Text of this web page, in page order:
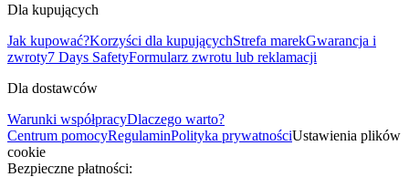
Dla kupujących
Jak kupować?Korzyści dla kupującychStrefa marekGwarancja i
zwroty7 Days SafetyFormularz zwrotu lub reklamacji
Dla dostawców
Warunki współpracyDlaczego warto?
Centrum pomocyRegulaminPolityka prywatnościUstawienia plików
cookie
Bezpieczne płatności: